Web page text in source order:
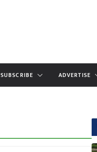
SUBSCRIBE ADVERTISE